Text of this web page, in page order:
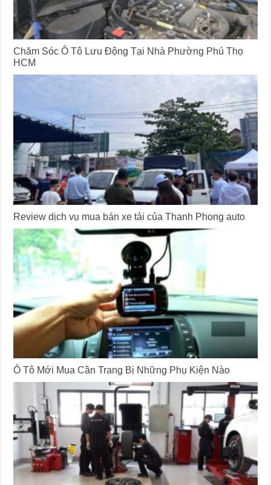
Chăm Sóc Ô Tô Lưu Động Tại Nhà Phường Phú Thọ
HCM
Review dịch vụ mua bán xe tải của Thanh Phong auto
Ô Tô Mới Mua Cần Trang Bị Những Phụ Kiện Nào